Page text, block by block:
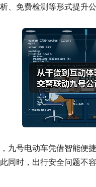
、免费检测等形式提升公
九号电动车凭借智能便
同时，出行安全问题不